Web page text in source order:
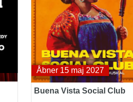
Åbner 15 maj 2027
Buena Vista Social Club